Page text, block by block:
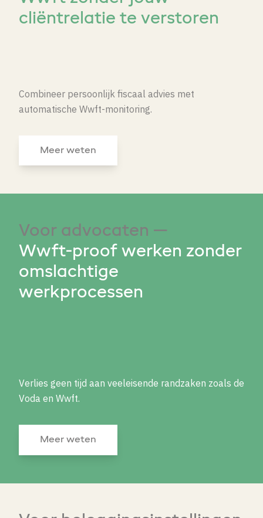
cliëntrelatie te verstoren
Combineer persoonlijk fiscaal advies met
automatische Wwft-monitoring.
Meer weten
Voor advocaten —
Wwft-proof werken zonder
omslachtige
werkprocessen
Verlies geen tijd aan veeleisende randzaken zoals de
Voda en Wwft.
Meer weten